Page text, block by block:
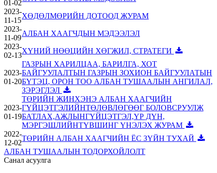
01-02
2023-
11-15
ХӨДӨЛМӨРИЙН ДОТООД ЖУРАМ
2023-
11-09
АЛБАН ХААГЧДЫН МЭДЭЭЛЭЛ
2023-
02-13
ХҮНИЙ НӨӨЦИЙН ХӨГЖИЛ, СТРАТЕГИ
2023-
01-20
ГАЗРЫН ХАРИЛЦАА, БАРИЛГА, ХОТ
БАЙГУУЛАЛТЫН ГАЗРЫН ЗОХИОН БАЙГУУЛАТЫН
БҮТЭЦ, ОРОН ТОО АЛБАН ТУШААЛЫН АНГИЛАЛ,
ЗЭРЭГЛЭЛ
2023-
01-19
ТӨРИЙН ЖИНХЭНЭ АЛБАН ХААГЧИЙН
ГҮЙЦЭТГЭЛИЙНТӨЛӨВЛӨГӨӨГ БОЛОВСРУУЛЖ
БАТЛАХ,АЖЛЫНГҮЙЦЭТГЭЛ,ҮР ДҮН,
МЭРГЭШЛИЙНТҮВШИНГ ҮНЭЛЭХ ЖУРАМ
2022-
12-02
ТӨРИЙН АЛБАН ХААГЧИЙН ЁС ЗҮЙН ТУХАЙ
АЛБАН ТУШААЛЫН ТОДОРХОЙЛОЛТ
Санал асуулга